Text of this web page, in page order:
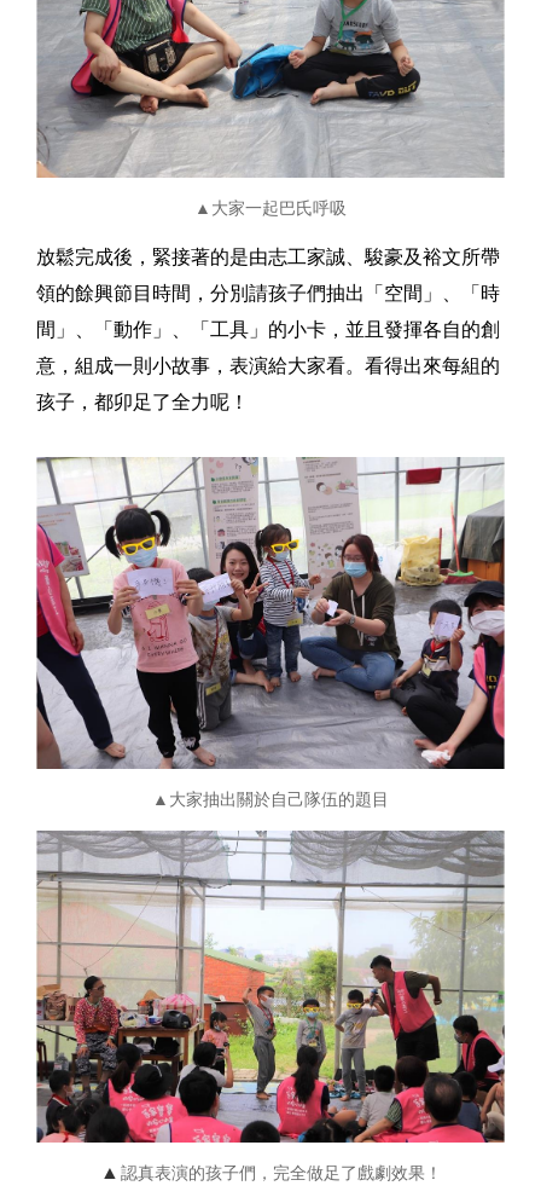
▲大家一起巴氏呼吸
放鬆完成後，緊接著的是由志工家誠、駿豪及裕文所帶
領的餘興節目時間，分別請孩子們抽出「空間」、「時
間」、「動作」、「工具」的小卡，並且發揮各自的創
意，組成一則小故事，表演給大家看。看得出來每組的
孩子，都卯足了全力呢！
▲大家抽出關於自己隊伍的題目
▲ 認真表演的孩子們，完全做足了戲劇效果！